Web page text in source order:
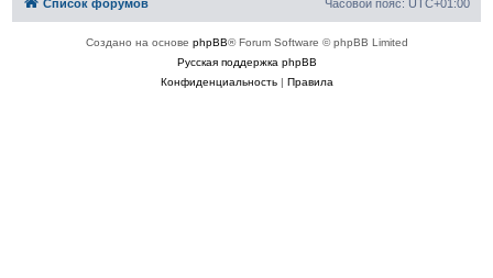
Список форумов Часовой пояс: UTC+01:00
Создано на основе phpBB® Forum Software © phpBB Limited
Русская поддержка phpBB
Конфиденциальность| Правила